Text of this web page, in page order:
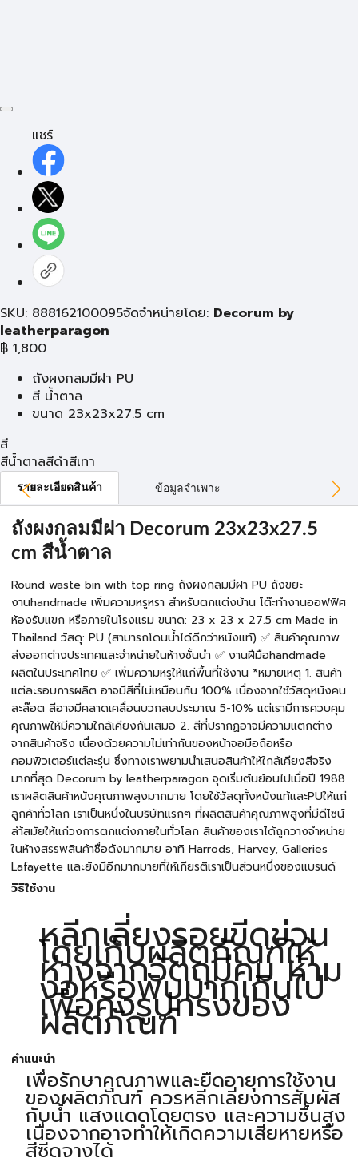
แชร์
SKU: 888162100095จัดจำหน่ายโดย: Decorum by
leatherparagon
฿ 1,800
ถังผงกลมมีฝา PU
สี น้ำตาล
ขนาด 23x23x27.5 cm
สี
สีน้ำตาลสีดำสีเทา
รายละเอียดสินค้า ข้อมูลจำเพาะ
ถังผงกลมมีฝา Decorum 23x23x27.5
cm สีน้ำตาล
Round waste bin with top ring ถังผงกลมมีฝา PU ถังขยะ
งานhandmade เพิ่มความหรูหรา สำหรับตกแต่งบ้าน โต๊ะทำงานออฟฟิศ
ห้องรับแขก หรือภายในโรงแรม ขนาด: 23 x 23 x 27.5 cm Made in
Thailand วัสดุ: PU (สามารถโดนน้ำได้ดีกว่าหนังแท้) ✅ สินค้าคุณภาพ
ส่งออกต่างประเทศและจำหน่ายในห้างชั้นนำ ✅ งานฝีมือhandmade
ผลิตในประเทศไทย ✅ เพิ่มความหรูให้แก่พื้นที่ใช้งาน *หมายเหตุ 1. สินค้า
แต่ละรอบการผลิต อาจมีสีที่ไม่เหมือนกัน 100% เนื่องจากใช้วัสดุหนังคน
ละล๊อต สีอาจมีคลาดเคลื่อนบวกลบประมาณ 5-10% แต่เรามีการควบคุม
คุณภาพให้มีความใกล้เคียงกันเสมอ 2. สีที่ปรากฏอาจมีความแตกต่าง
จากสินค้าจริง เนื่องด้วยความไม่เท่ากันของหน้าจอมือถือหรือ
คอมพิวเตอร์แต่ละรุ่น ซึ่งทางเราพยามนำเสนอสินค้าให้ใกล้เคียงสีจริง
มากที่สุด Decorum by leatherparagon จุดเริ่มต้นย้อนไปเมื่อปี 1988
เราผลิตสินค้าหนังคุณภาพสูงมากมาย โดยใช้วัสดุทั้งหนังแท้และPUให้แก่
ลูกค้าทั่วโลก เราเป็นหนึ่งในบริษัทแรกๆ ที่ผลิตสินค้าคุณภาพสูงที่มีดีไซน์
ลำ้สมัยให้แก่วงการตกแต่งภายในทั่วโลก สินค้าของเราได้ถูกวางจำหน่าย
ในห้างสรรพสินค้าชื่อดังมากมาย อาทิ Harrods, Harvey, Galleries
Lafayette และยังมีอีกมากมายที่ให้เกียรติเราเป็นส่วนหนึ่งของแบรนด์
วิธีใช้งาน
หลีกเลี่ยงรอยขีดข่วน
โดยเก็บผลิตภัณฑ์ให้
ห่างจากวัตถุมีคม ห้าม
งอหรือพับมากเกินไป
เพื่อคงรูปทรงของ
ผลิตภัณฑ์
คำแนะนำ
เพื่อรักษาคุณภาพและยืดอายุการใช้งาน
ของผลิตภัณฑ์ ควรหลีกเลี่ยงการสัมผัส
กับน้ำ แสงแดดโดยตรง และความชื้นสูง
เนื่องจากอาจทำให้เกิดความเสียหายหรือ
สีซีดจางได้